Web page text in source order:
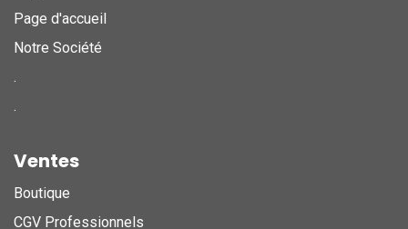
Page d'accueil
Notre Société
.
.
Ventes
Boutique
CGV Professionnels